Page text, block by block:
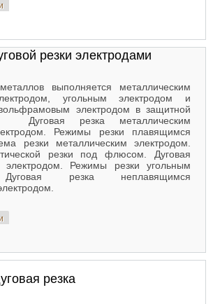
резки электродами
выполняется металлическим
угольным электродом и
электродом в защитной
Дуговая резка металлическим
Режимы резки плавящимся
резки металлическим электродом.
резки под флюсом. Дуговая
электродом. Режимы резки угольным
Дуговая резка неплавящимcя
резка